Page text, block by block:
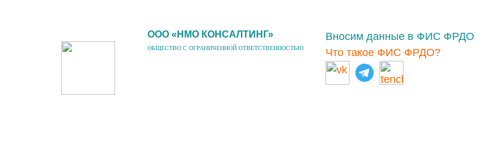
ООО «НМО КОНСАЛТИНГ»
ОБЩЕСТВО С ОГРАНИЧЕННОЙ ОТВЕТСТВЕННОСТЬЮ
Вносим данные в ФИС ФРДО
Что такое ФИС ФРДО?